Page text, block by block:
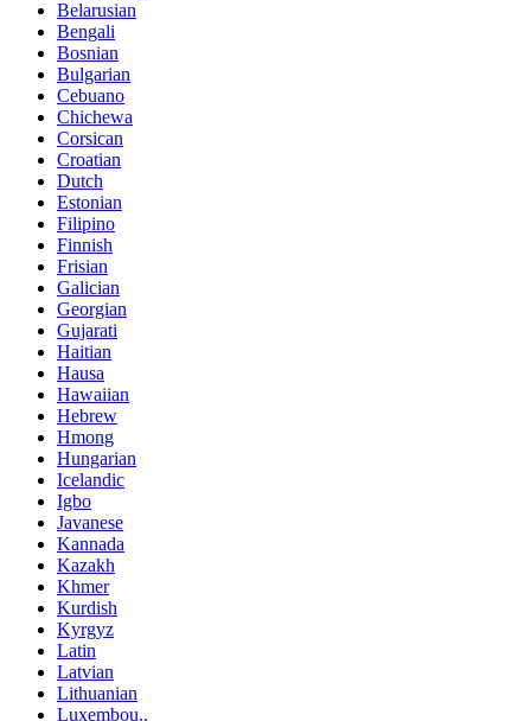
Belarusian
Bengali
Bosnian
Bulgarian
Cebuano
Chichewa
Corsican
Croatian
Dutch
Estonian
Filipino
Finnish
Frisian
Galician
Georgian
Gujarati
Haitian
Hausa
Hawaiian
Hebrew
Hmong
Hungarian
Icelandic
Igbo
Javanese
Kannada
Kazakh
Khmer
Kurdish
Kyrgyz
Latin
Latvian
Lithuanian
Luxembou..